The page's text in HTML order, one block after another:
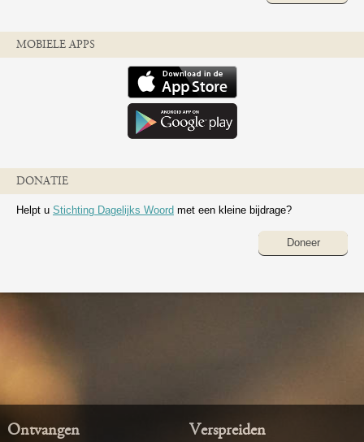
MOBIELE APPS
DONATIE
Helpt u Stichting Dagelijks Woord met een kleine bijdrage?
Doneer
Ontvangen Verspreiden